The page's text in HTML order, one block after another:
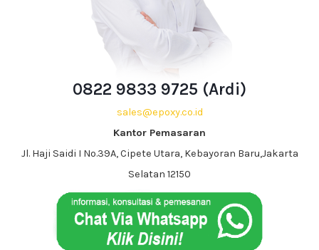
0822 9833 9725 (Ardi)
sales@epoxy.co.id
Kantor Pemasaran
Jl. Haji Saidi I No.39A, Cipete Utara, Kebayoran Baru,Jakarta
Selatan 12150